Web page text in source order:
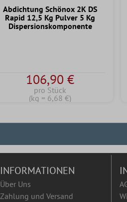
Abdichtung Schönox 2K DS
Rapid 12,5 Kg Pulver 5 Kg
Dispersionskomponente
106,90 €
pro Stück
(kg = 6,68 €)
INFORMATIONEN
Über Uns
Zahlung und Versand